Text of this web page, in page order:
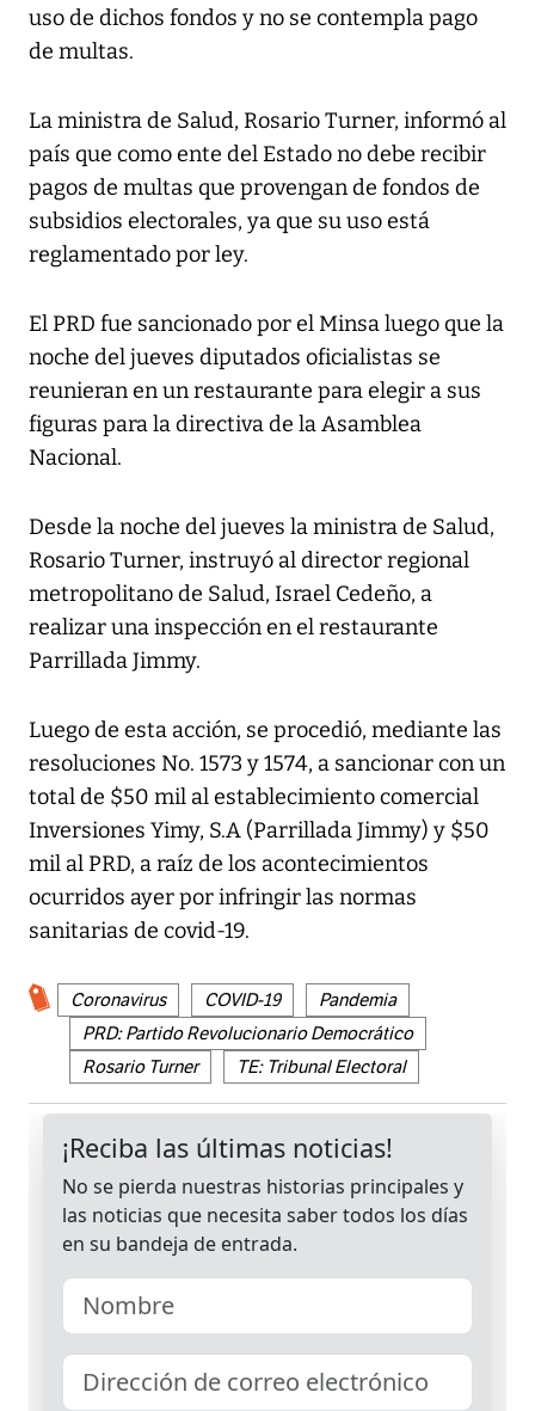
uso de dichos fondos y no se contempla pago
de multas.
La ministra de Salud, Rosario Turner, informó al
país que como ente del Estado no debe recibir
pagos de multas que provengan de fondos de
subsidios electorales, ya que su uso está
reglamentado por ley.
El PRD fue sancionado por el Minsa luego que la
noche del jueves diputados oficialistas se
reunieran en un restaurante para elegir a sus
figuras para la directiva de la Asamblea
Nacional.
Desde la noche del jueves la ministra de Salud,
Rosario Turner, instruyó al director regional
metropolitano de Salud, Israel Cedeño, a
realizar una inspección en el restaurante
Parrillada Jimmy.
Luego de esta acción, se procedió, mediante las
resoluciones No. 1573 y 1574, a sancionar con un
total de $50 mil al establecimiento comercial
Inversiones Yimy, S.A (Parrillada Jimmy) y $50
mil al PRD, a raíz de los acontecimientos
ocurridos ayer por infringir las normas
sanitarias de covid-19.
Coronavirus COVID-19
Pandemia
PRD: Partido Revolucionario Democrático
Rosario Turner
TE: Tribunal Electoral